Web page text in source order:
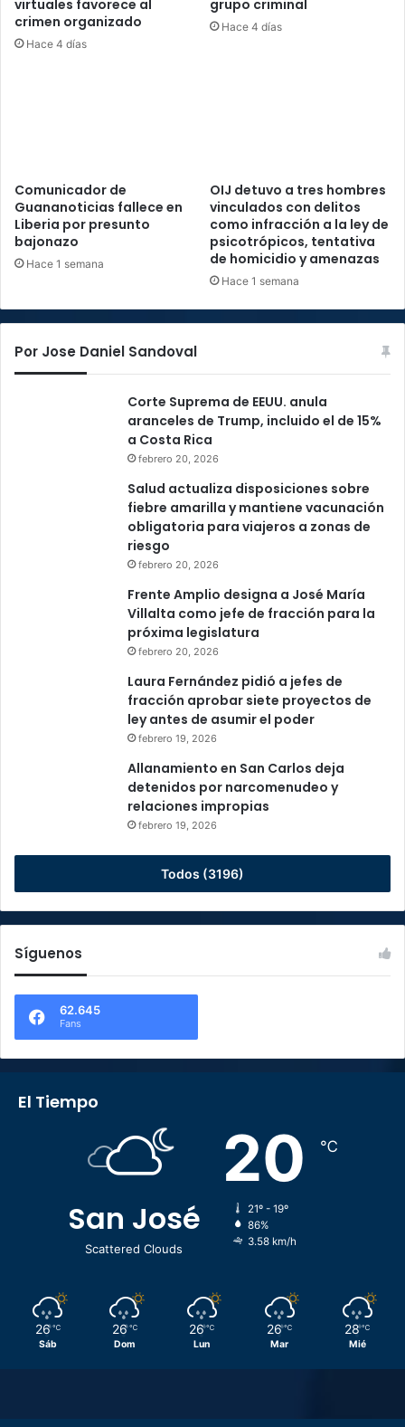
virtuales favorece al
crimen organizado
Hace 4 días
grupo criminal
Hace 4 días
Comunicador de
Guananoticias fallece en
Liberia por presunto
bajonazo
Hace 1 semana
OIJ detuvo a tres hombres
vinculados con delitos
como infracción a la ley de
psicotrópicos, tentativa
de homicidio y amenazas
Hace 1 semana
Por Jose Daniel Sandoval
Corte Suprema de EEUU. anula
aranceles de Trump, incluido el de 15%
a Costa Rica
febrero 20, 2026
Salud actualiza disposiciones sobre
fiebre amarilla y mantiene vacunación
obligatoria para viajeros a zonas de
riesgo
febrero 20, 2026
Frente Amplio designa a José María
Villalta como jefe de fracción para la
próxima legislatura
febrero 20, 2026
Laura Fernández pidió a jefes de
fracción aprobar siete proyectos de
ley antes de asumir el poder
febrero 19, 2026
Allanamiento en San Carlos deja
detenidos por narcomenudeo y
relaciones impropias
febrero 19, 2026
Todos (3196)
Síguenos
62.645
Fans
El Tiempo
San José
Scattered Clouds
20 ℃
21º - 19º
86%
3.58 km/h
26 ℃
Sáb
26 ℃
Dom
26 ℃
Lun
26 ℃
Mar
28 ℃
Mié